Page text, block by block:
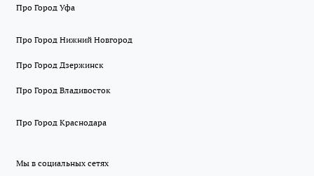
Про Город Уфа
Про Город Нижний Новгород
Про Город Дзержинск
Про Город Владивосток
Про Город Краснодара
Мы в социальных сетях